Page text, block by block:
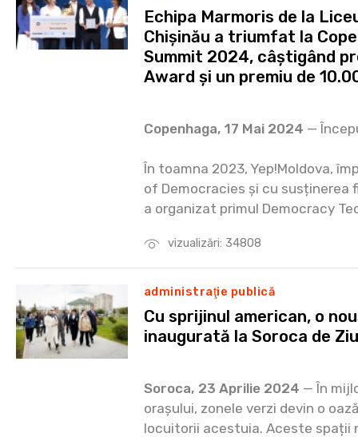
vizualizări: 34808
Echipa Marmoris de la
Chișinău a triumfat la
Summit 2024, câștigând
Award și un premiu de
Copenhaga, 17 Mai 2024 —
În toamna 2023, Yep!Moldova,
of Democracies și cu susținerea
a organizat primul Democracy
administraţie publică
Cu sprijinul american, o
inaugurată la Soroca de
Soroca, 23 Aprilie 2024 — În
orașului, zonele verzi devin o
locuitorii acestuia. Aceste spații